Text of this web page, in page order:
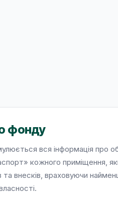
фонду
вся інформація про
кожного приміщення,
та внесків, враховуючи